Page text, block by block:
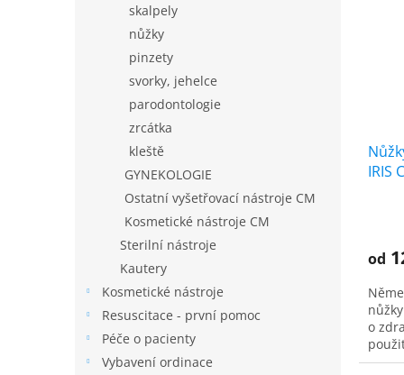
skalpely
nůžky
pinzety
svorky, jehelce
parodontologie
zrcátka
kleště
GYNEKOLOGIE
Ostatní vyšetřovací nástroje CM
Kosmetické nástroje CM
Sterilní nástroje
Kautery
Kosmetické nástroje
Resuscitace - první pomoc
Péče o pacienty
Vybavení ordinace
IRIS
od
o